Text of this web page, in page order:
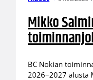
Mikko
BC Nokian
2026–2027 alusta